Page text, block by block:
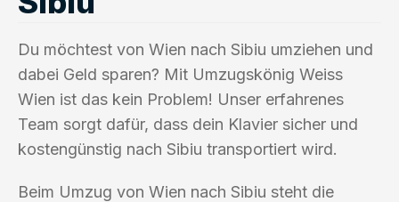
Du möchtest von Wien nach Sibiu umziehen und
dabei Geld sparen? Mit Umzugskönig Weiss
Wien ist das kein Problem! Unser erfahrenes
Team sorgt dafür, dass dein Klavier sicher und
kostengünstig nach Sibiu transportiert wird.
Beim Umzug von Wien nach Sibiu steht die